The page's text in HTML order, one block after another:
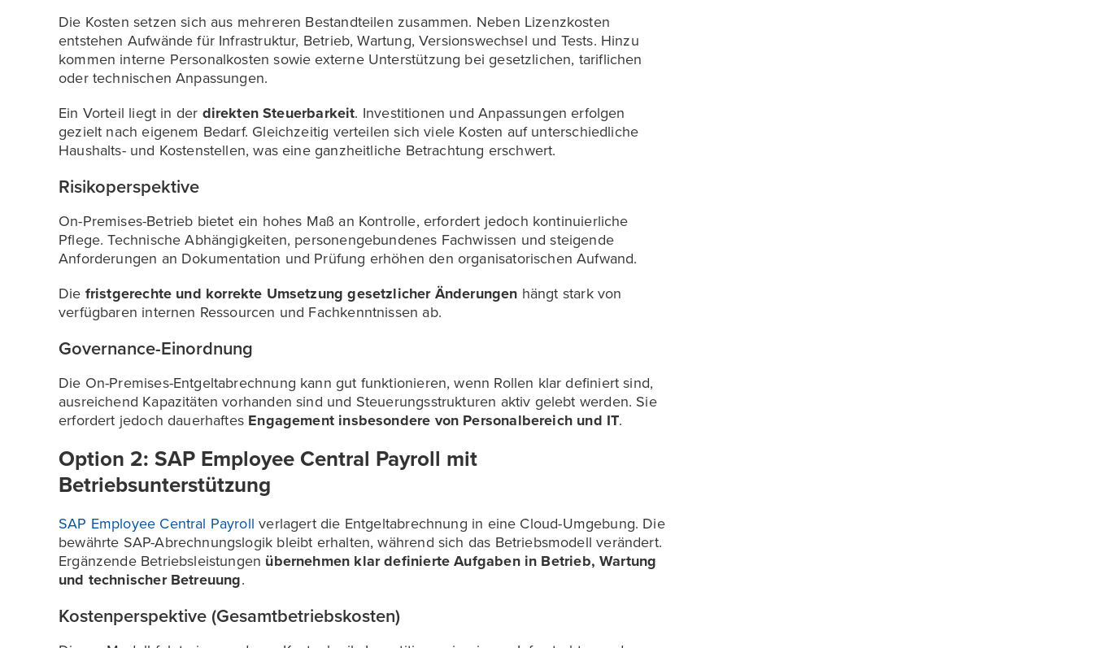
Die Kosten setzen sich aus mehreren Bestandteilen zusammen. Neben Lizenzkosten
entstehen Aufwände für Infrastruktur, Betrieb, Wartung, Versionswechsel und Tests. Hinzu
kommen interne Personalkosten sowie externe Unterstützung bei gesetzlichen, tariflichen
oder technischen Anpassungen.
Ein Vorteil liegt in der direkten Steuerbarkeit. Investitionen und Anpassungen erfolgen
gezielt nach eigenem Bedarf. Gleichzeitig verteilen sich viele Kosten auf unterschiedliche
Haushalts- und Kostenstellen, was eine ganzheitliche Betrachtung erschwert.
Risikoperspektive
On-Premises-Betrieb bietet ein hohes Maß an Kontrolle, erfordert jedoch kontinuierliche
Pflege. Technische Abhängigkeiten, personengebundenes Fachwissen und steigende
Anforderungen an Dokumentation und Prüfung erhöhen den organisatorischen Aufwand.
Die fristgerechte und korrekte Umsetzung gesetzlicher Änderungen hängt stark von
verfügbaren internen Ressourcen und Fachkenntnissen ab.
Governance-Einordnung
Die On-Premises-Entgeltabrechnung kann gut funktionieren, wenn Rollen klar definiert sind,
ausreichend Kapazitäten vorhanden sind und Steuerungsstrukturen aktiv gelebt werden. Sie
erfordert jedoch dauerhaftes Engagement insbesondere von Personalbereich und IT.
Option 2: SAP Employee Central Payroll mit
Betriebsunterstützung
SAP Employee Central Payroll verlagert die Entgeltabrechnung in eine Cloud-Umgebung. Die
bewährte SAP-Abrechnungslogik bleibt erhalten, während sich das Betriebsmodell verändert.
Ergänzende Betriebsleistungen übernehmen klar definierte Aufgaben in Betrieb, Wartung
und technischer Betreuung.
Kostenperspektive (Gesamtbetriebskosten)